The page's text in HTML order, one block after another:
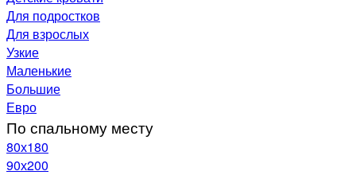
Для подростков
Для взрослых
Узкие
Маленькие
Большие
Евро
По спальному месту
80х180
90х200